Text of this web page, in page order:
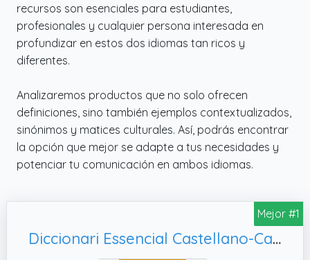
recursos son esenciales para estudiantes,
profesionales y cualquier persona interesada en
profundizar en estos dos idiomas tan ricos y
diferentes.
Analizaremos productos que no solo ofrecen
definiciones, sino también ejemplos contextualizados,
sinónimos y matices culturales. Así, podrás encontrar
la opción que mejor se adapte a tus necesidades y
potenciar tu comunicación en ambos idiomas.
Mejor #1
Diccionari Essencial Castellano-Catalán / Català-Castellà (VOX - Lengua Catalana - Diccionarios Generales)